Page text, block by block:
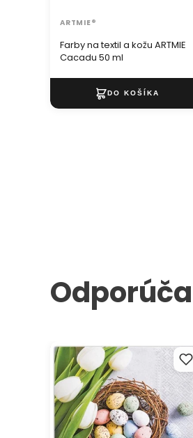
Farby na textil a kožu ARTMIE
Cacadu 50 ml
ARTMIE®
Servítky na dekupáž Eggs
Tulips - 1 ks